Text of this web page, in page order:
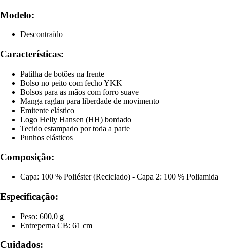
Modelo:
Descontraído
Características:
Patilha de botões na frente
Bolso no peito com fecho YKK
Bolsos para as mãos com forro suave
Manga raglan para liberdade de movimento
Emitente elástico
Logo Helly Hansen (HH) bordado
Tecido estampado por toda a parte
Punhos elásticos
Composição:
Capa: 100 % Poliéster (Reciclado) - Capa 2: 100 % Poliamida
Especificação:
Peso: 600,0 g
Entreperna CB: 61 cm
Cuidados: